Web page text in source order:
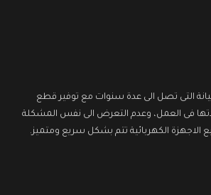
التى تصل الى عدة سنوات مع توفير قطع
فى العمل، وعدم التعرض الى نفس المشكلة
الاجهزة الكهربائية تتم بشكل سريع ومتميز.